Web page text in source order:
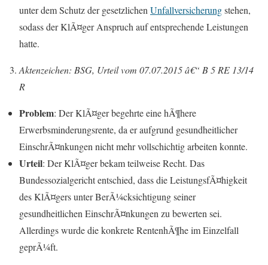
unter dem Schutz der gesetzlichen Unfallversicherungstehen,
sodass der KlÃ¤ger Anspruch auf entsprechende Leistungen
hatte.
Aktenzeichen: BSG, Urteil vom 07.07.2015 â€“ B 5 RE 13/14
R
Problem: Der KlÃ¤ger begehrte eine hÃ¶here
Erwerbsminderungsrente, da er aufgrund gesundheitlicher
EinschrÃ¤nkungen nicht mehr vollschichtig arbeiten konnte.
Urteil: Der KlÃ¤ger bekam teilweise Recht. Das
Bundessozialgericht entschied, dass die LeistungsfÃ¤higkeit
des KlÃ¤gers unter BerÃ¼cksichtigung seiner
gesundheitlichen EinschrÃ¤nkungen zu bewerten sei.
Allerdings wurde die konkrete RentenhÃ¶he im Einzelfall
geprÃ¼ft.